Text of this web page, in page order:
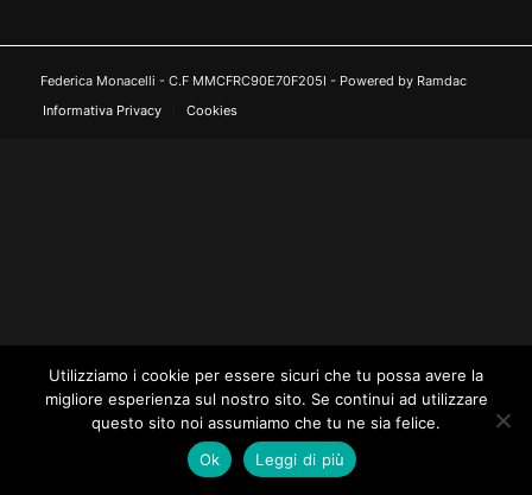
Federica Monacelli - C.F MMCFRC90E70F205I - Powered by Ramdac
Informativa Privacy
Cookies
Utilizziamo i cookie per essere sicuri che tu possa avere la
migliore esperienza sul nostro sito. Se continui ad utilizzare
questo sito noi assumiamo che tu ne sia felice.
Ok
Leggi di più